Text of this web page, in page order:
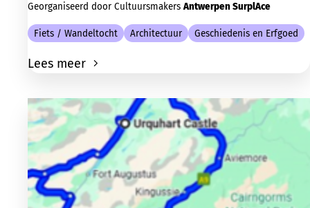
Georganiseerd door CultuursmakersAntwerpen SurplAce
Fiets / Wandeltocht Architectuur Geschiedenis en Erfgoed
Lees meer